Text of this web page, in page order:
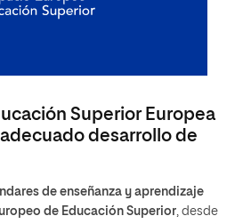
Superior Europea
desarrollo de
de enseñanza y aprendizaje
de Educación Superior, desde